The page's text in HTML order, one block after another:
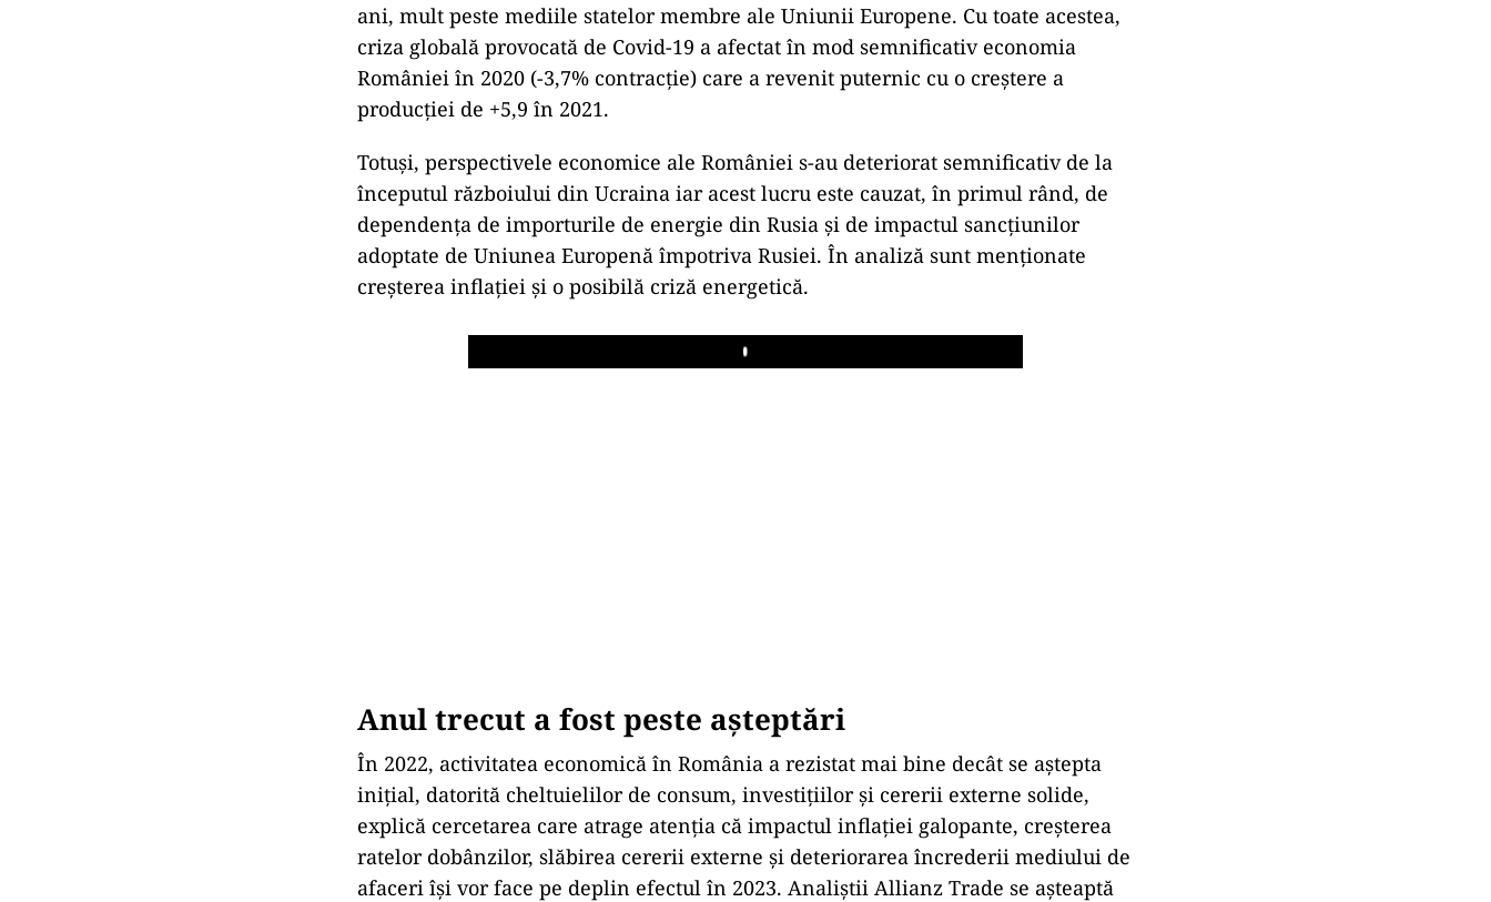
ani, mult peste mediile statelor membre ale Uniunii Europene. Cu toate acestea,
criza globală provocată de Covid-19 a afectat în mod semnificativ economia
României în 2020 (-3,7% contracţie) care a revenit puternic cu o creştere a
producţiei de +5,9 în 2021.
Totuşi, perspectivele economice ale României s-au deteriorat semnificativ de la
începutul războiului din Ucraina iar acest lucru este cauzat, în primul rând, de
dependenţa de importurile de energie din Rusia şi de impactul sancţiunilor
adoptate de Uniunea Europenă împotriva Rusiei. În analiză sunt menţionate
creşterea inflaţiei şi o posibilă criză energetică.
Play
Anul trecut a fost peste așteptări
În 2022, activitatea economică în România a rezistat mai bine decât se aştepta
iniţial, datorită cheltuielilor de consum, investiţiilor şi cererii externe solide,
explică cercetarea care atrage atenţia că impactul inflaţiei galopante, creşterea
ratelor dobânzilor, slăbirea cererii externe şi deteriorarea încrederii mediului de
afaceri îşi vor face pe deplin efectul în 2023. Analiştii Allianz Trade se aşteaptă